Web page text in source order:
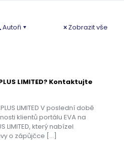
Autoři Zobrazit vše
LIMITED? Kontaktujte
LIMITED V poslední době
klientů portálu EVA na
LIMITED, který nabízel
o zápůjčce […]